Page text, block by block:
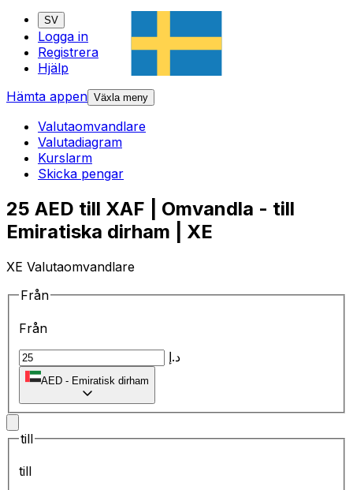
SV
Logga in
Registrera
Hjälp
Hämta appen Växla meny
Valutaomvandlare
Valutadiagram
Kurslarm
Skicka pengar
25 AED till XAF | Omvandla - till
Emiratiska dirham | XE
XE Valutaomvandlare
Från
Från
د.إ
AED - Emiratisk dirham
till
till